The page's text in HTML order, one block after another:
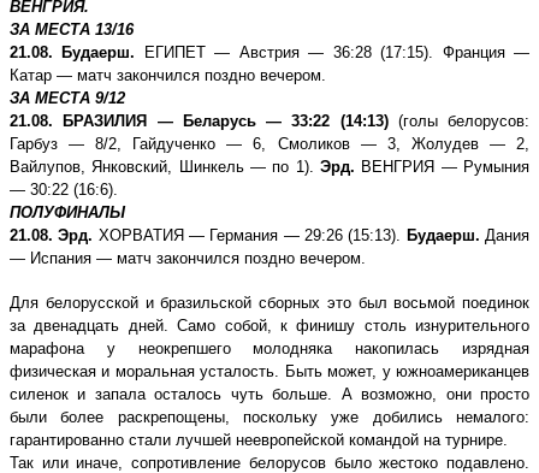
ВЕНГРИЯ.
ЗА МЕСТА 13/16
21.08. Будаерш.
ЕГИПЕТ — Австрия — 36:28 (17:15). Франция —
Катар — матч закончился поздно вечером.
ЗА МЕСТА 9/12
21.08. БРАЗИЛИЯ — Беларусь — 33:22 (14:13) (голы белорусов:
Гарбуз — 8/2, Гайдученко — 6, Смоликов — 3, Жолудев — 2,
Вайлупов, Янковский, Шинкель — по 1). Эрд. ВЕНГРИЯ — Румыния
— 30:22 (16:6).
ПОЛУФИНАЛЫ
21.08. Эрд. ХОРВАТИЯ — Германия — 29:26 (15:13). Будаерш. Дания
— Испания — матч закончился поздно вечером.
Для белорусской и бразильской сборных это был восьмой поединок
за двенадцать дней. Само собой, к финишу столь изнурительного
марафона у неокрепшего молодняка накопилась изрядная
физическая и моральная усталость. Быть может, у южноамериканцев
силенок и запала осталось чуть больше. А возможно, они просто
были более раскрепощены, поскольку уже добились немалого:
гарантированно стали лучшей неевропейской командой на турнире.
Так или иначе, сопротивление белорусов было жестоко подавлено.